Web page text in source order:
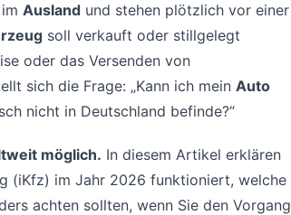
Ausland und stehen plötzlich vor einer
soll verkauft oder stillgelegt
oder das Versenden von
sich die Frage: „Kann ich mein Auto
nicht in Deutschland befinde?“
möglich. In diesem Artikel erklären
(iKfz) im Jahr 2026 funktioniert, welche
achten sollten, wenn Sie den Vorgang